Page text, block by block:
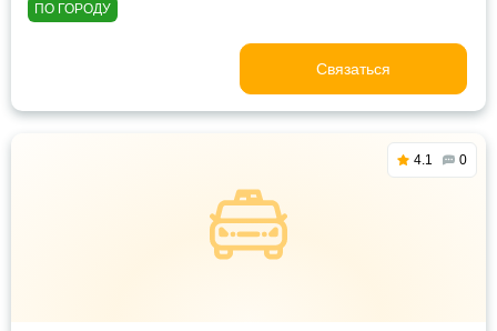
ПО ГОРОДУ
Связаться
4.1 0